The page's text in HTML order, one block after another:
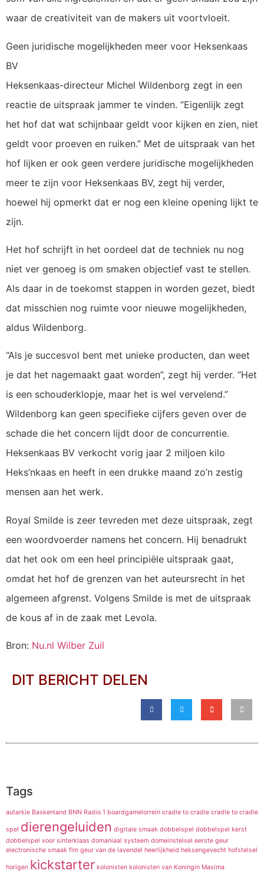
waar de creativiteit van de makers uit voortvloeit.
Geen juridische mogelijkheden meer voor Heksenkaas
BV
Heksenkaas-directeur Michel Wildenborg zegt in een
reactie de uitspraak jammer te vinden. “Eigenlijk zegt
het hof dat wat schijnbaar geldt voor kijken en zien, niet
geldt voor proeven en ruiken.” Met de uitspraak van het
hof lijken er ook geen verdere juridische mogelijkheden
meer te zijn voor Heksenkaas BV, zegt hij verder,
hoewel hij opmerkt dat er nog een kleine opening lijkt te
zijn.
Het hof schrijft in het oordeel dat de techniek nu nog
niet ver genoeg is om smaken objectief vast te stellen.
Als daar in de toekomst stappen in worden gezet, biedt
dat misschien nog ruimte voor nieuwe mogelijkheden,
aldus Wildenborg.
“Als je succesvol bent met unieke producten, dan weet
je dat het nagemaakt gaat worden”, zegt hij verder. “Het
is een schouderklopje, maar het is wel vervelend.”
Wildenborg kan geen specifieke cijfers geven over de
schade die het concern lijdt door de concurrentie.
Heksenkaas BV verkocht vorig jaar 2 miljoen kilo
Heks’nkaas en heeft in een drukke maand zo’n zestig
mensen aan het werk.
Royal Smilde is zeer tevreden met deze uitspraak, zegt
een woordvoerder namens het concern. Hij benadrukt
dat het ook om een heel principiële uitspraak gaat,
omdat het hof de grenzen van het auteursrecht in het
algemeen afgrenst. Volgens Smilde is met de uitspraak
de kous af in de zaak met Levola.
Bron: Nu.nl Wilber Zuil
DIT BERICHT DELEN
Tags
autarkie Baskenland BNN Radio 1 boardgamelorrein cradle to cradle cradle to cradle
spel dierengeluiden digitale smaak dobbelspel dobbelspel kerst
dobbelspel voor sinterklaas domaniaal systeem domeinstelsel eerste geur
electronische smaak flm geur van de lavendel heerlijkheid heksengevecht hofstelsel
horigen kickstarter kolonisten kolonisten van Koningin Maxima